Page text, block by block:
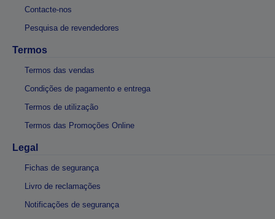
Contacte-nos
Pesquisa de revendedores
Termos
Termos das vendas
Condições de pagamento e entrega
Termos de utilização
Termos das Promoções Online
Legal
Fichas de segurança
Livro de reclamações
Notificações de segurança